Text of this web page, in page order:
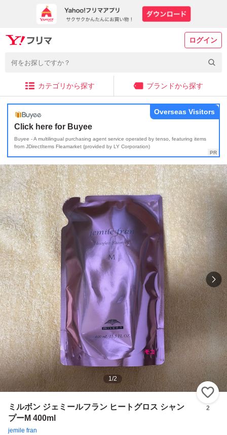
ログイン
カテゴリから探す ブランドから探す
Click here for Buyee
Buyee - A multilingual purchasing agent service operated by tenso, featuring items
from JDirectItems Fleamarket (provided by LY Corporation)
Overseas Visitors
1/2
ミルボン ジェミールフラン ヒートグロス シャン
プーM 400ml
jemile fran
2